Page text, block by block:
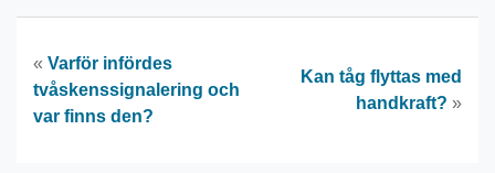
« Varför infördes
tvåskenssignalering och
var finns den?
Kan tåg flyttas med
handkraft? »